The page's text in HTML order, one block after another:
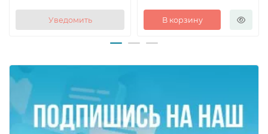
Уведомить В корзину